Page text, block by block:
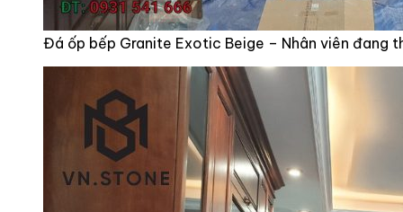
Đá ốp bếp Granite Exotic Beige – Nhân viên đang